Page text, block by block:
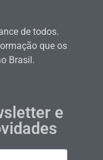
de todos.
que os
Brasil.
e